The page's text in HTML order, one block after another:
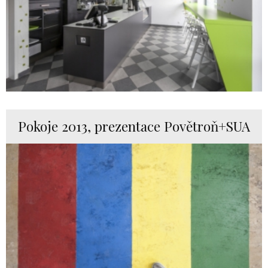
Pokoje 2013, prezentace Povětroň+SUA